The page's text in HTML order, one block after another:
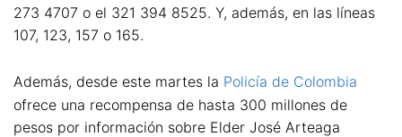
273 4707 o el 321 394 8525. Y, además, en las líneas
107, 123, 157 o 165.
Además, desde este martes la Policía de Colombia
ofrece una recompensa de hasta 300 millones de
pesos por información sobre Elder José Arteaga